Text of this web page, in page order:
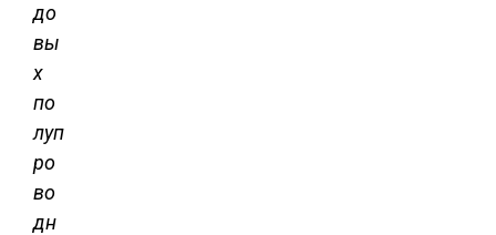
до
вы
х
по
луп
ро
во
дн